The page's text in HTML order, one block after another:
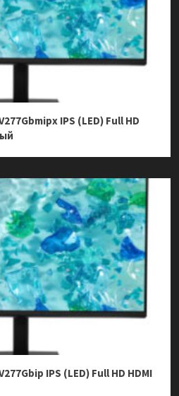
IPS (LED) Full HD
IPS (LED) Full HD HDMI